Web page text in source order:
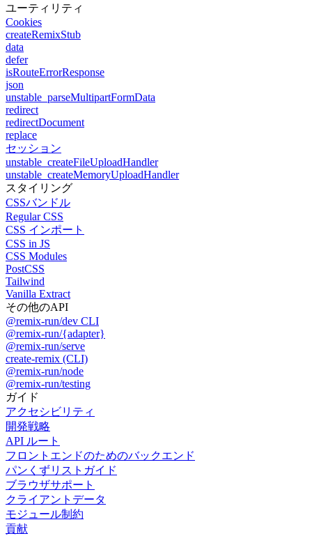
ユーティリティ
Cookies
createRemixStub
data
defer
isRouteErrorResponse
json
unstable_parseMultipartFormData
redirect
redirectDocument
replace
セッション
unstable_createFileUploadHandler
unstable_createMemoryUploadHandler
スタイリング
CSSバンドル
Regular CSS
CSS インポート
CSS in JS
CSS Modules
PostCSS
Tailwind
Vanilla Extract
その他のAPI
@remix-run/dev CLI
@remix-run/{adapter}
@remix-run/serve
create-remix (CLI)
@remix-run/node
@remix-run/testing
ガイド
アクセシビリティ
開発戦略
API ルート
フロントエンドのためのバックエンド
パンくずリストガイド
ブラウザサポート
クライアントデータ
モジュール制約
貢献